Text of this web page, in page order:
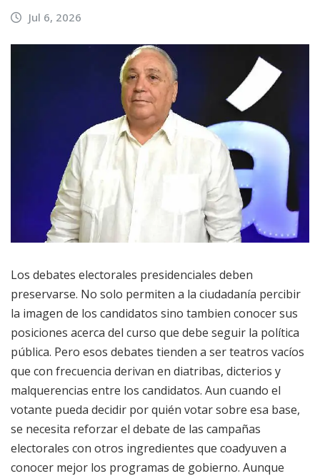
Jul 6, 2026
Los debates electorales presidenciales deben
preservarse. No solo permiten a la ciudadanía percibir
la imagen de los candidatos sino tambien conocer sus
posiciones acerca del curso que debe seguir la política
pública. Pero esos debates tienden a ser teatros vacíos
que con frecuencia derivan en diatribas, dicterios y
malquerencias entre los candidatos. Aun cuando el
votante pueda decidir por quién votar sobre esa base,
se necesita reforzar el debate de las campañas
electorales con otros ingredientes que coadyuven a
conocer mejor los programas de gobierno. Aunque